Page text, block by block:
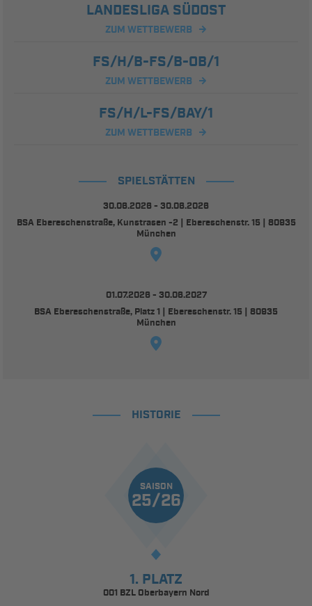
LANDESLIGA SÜDOST
ZUM WETTBEWERB
FS/H/B-FS/B-OB/1
ZUM WETTBEWERB
FS/H/L-FS/BAY/1
ZUM WETTBEWERB
SPIELSTÄTTEN
30.06.2026 - 30.06.2026
BSA Ebereschenstraße, Kunstrasen -2 | Ebereschenstr. 15 | 80935
München
01.07.2026 - 30.06.2027
BSA Ebereschenstraße, Platz 1 | Ebereschenstr. 15 | 80935
München
HISTORIE
SAISON
25/26
1. PLATZ
001 BZL Oberbayern Nord